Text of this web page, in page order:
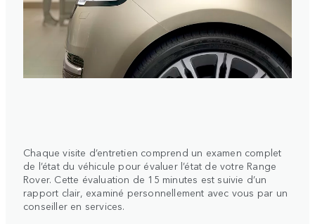
Chaque visite d’entretien comprend un examen complet
de l’état du véhicule pour évaluer l’état de votre Range
Rover. Cette évaluation de 15 minutes est suivie d’un
rapport clair, examiné personnellement avec vous par un
conseiller en services.